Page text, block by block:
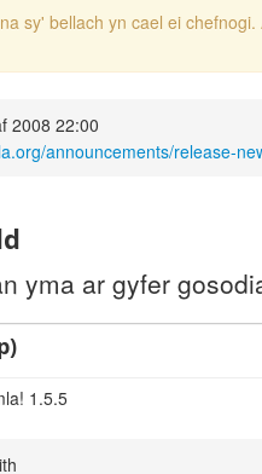
sy' bellach yn cael ei
2008 22:00
announcements/release-
yma ar gyfer
1.5.5